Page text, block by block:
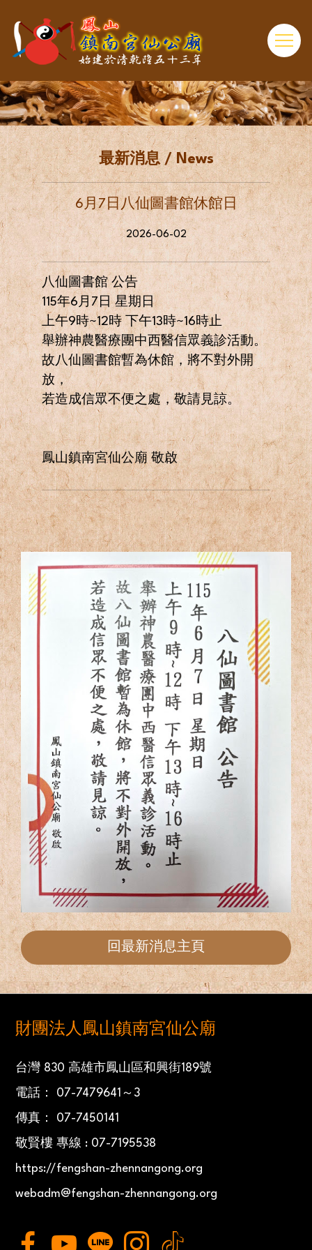
最新消息 / News
6月7日八仙圖書館休館日
2026-06-02
八仙圖書館 公告
115年6月7日 星期日
上午9時~12時 下午13時~16時止
舉辦神農醫療團中西醫信眾義診活動。
故八仙圖書館暫為休館，將不對外開
放，
若造成信眾不便之處，敬請見諒。
鳳山鎮南宮仙公廟 敬啟
回最新消息主頁
財團法人鳳山鎮南宮仙公廟
台灣 830 高雄市鳳山區和興街189號
電話： 07-7479641～3
傳真： 07-7450141
敬賢樓 專線 : 07-7195538
https://fengshan-zhennangong.org
webadm@fengshan-zhennangong.org